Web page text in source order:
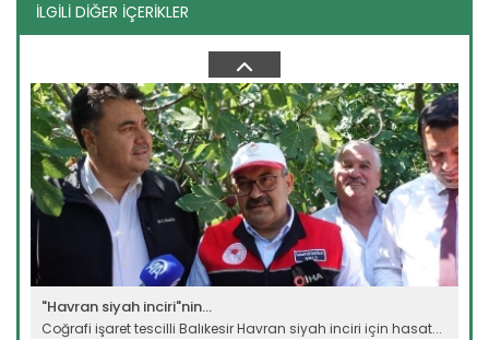
İLGİLİ DİĞER İÇERİKLER
Destekler Siirt’te bal...
Yüksek rakımlı yaylaları ve zengin florasıyla arıcılığın önemli...
Devamını Oku ->
"Havran siyah inciri"nin...
Coğrafi işaret tescilli Balıkesir Havran siyah inciri için hasat...